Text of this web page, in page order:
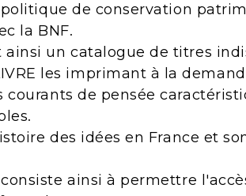
de conservation
la BNF.
ainsi un catalogue de titres
les imprimant à la
de pensée
des idées en France et
ainsi à permettre